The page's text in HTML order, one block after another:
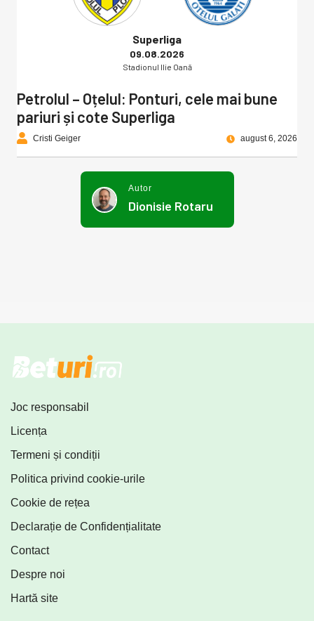
Superliga
09.08.2026
Stadionul Ilie Oană
Petrolul – Oțelul: Ponturi, cele mai bune
pariuri și cote Superliga
Cristi Geiger august 6, 2026
Autor
Dionisie Rotaru
Joc responsabil
Licența
Termeni și condiții
Politica privind cookie-urile
Cookie de rețea
Declarație de Confidențialitate
Contact
Despre noi
Hartă site